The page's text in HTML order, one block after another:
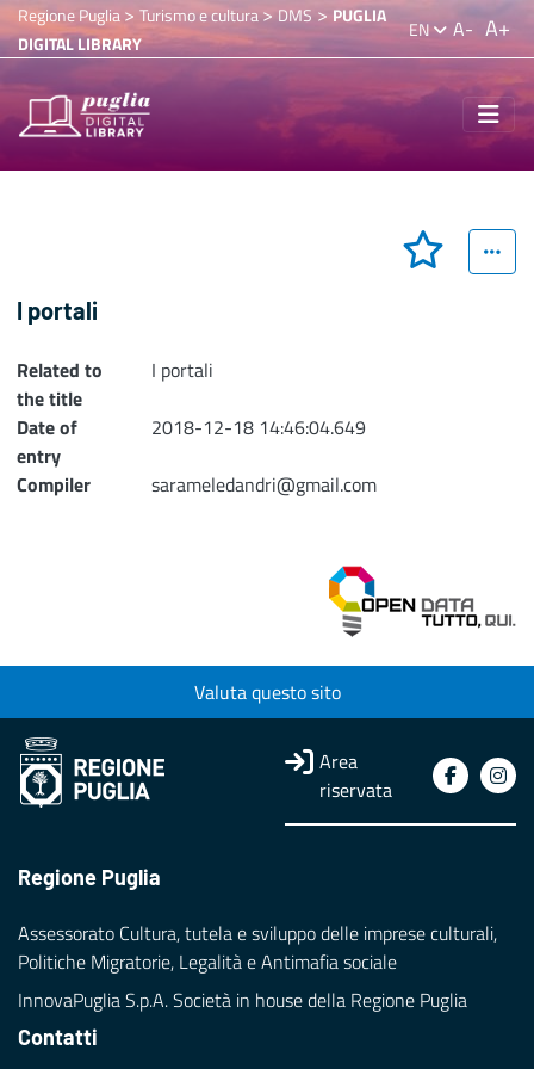
Regione Puglia> Turismo e cultura>DMS > PUGLIA
DIGITAL LIBRARY
EN A- A+
I portali
Related to
the title
I portali
Date of
entry
2018-12-18 14:46:04.649
Compiler
sarameledandri@gmail.com
Valuta questo sito
Area
riservata
Regione Puglia
Assessorato Cultura, tutela e sviluppo delle imprese culturali,
Politiche Migratorie, Legalità e Antimafia sociale
InnovaPuglia S.p.A. Società in house della Regione Puglia
Contatti